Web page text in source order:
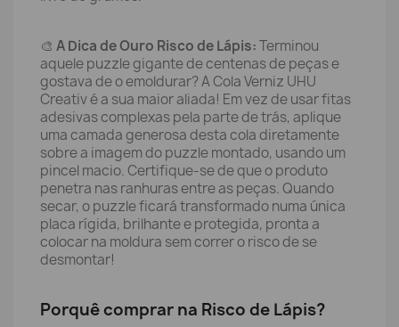
🎨 A Dica de Ouro Risco de Lápis:Terminou
aquele puzzle gigante de centenas de peças e
gostava de o emoldurar? A Cola Verniz UHU
Creativ é a sua maior aliada! Em vez de usar fitas
adesivas complexas pela parte de trás, aplique
uma camada generosa desta cola diretamente
sobre a imagem do puzzle montado, usando um
pincel macio. Certifique-se de que o produto
penetra nas ranhuras entre as peças. Quando
secar, o puzzle ficará transformado numa única
placa rígida, brilhante e protegida, pronta a
colocar na moldura sem correr o risco de se
desmontar!
Porquê comprar na Risco de Lápis?